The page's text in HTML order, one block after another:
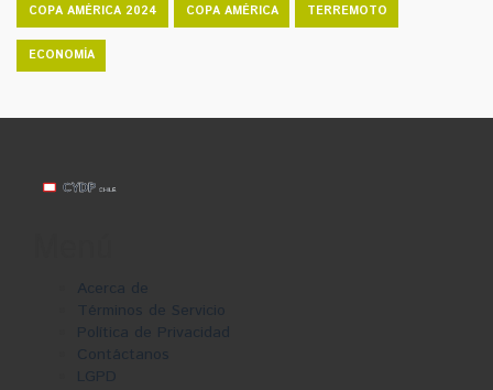
COPA AMÉRICA 2024 COPA AMÉRICA TERREMOTO
ECONOMÍA
Acerca de
Términos de Servicio
Política de Privacidad
Contáctanos
LGPD